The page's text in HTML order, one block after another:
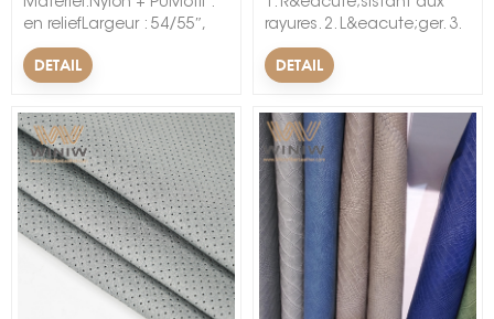
Matériel:Nylon + PUMotif :
en reliefLargeur : 54/55″,
1,37 m ; 54″Utilisation : sac,
meuble, canapé, siège
chaussures.Caractéristique
: étanche, résistant à
l'abrasion.Épaisseur :
0,8 mm à 1,6 mm
DETAIL
1. R&eacute;sistant aux
rayures. 2. L&eacute;ger. 3.
Haute r&eacute;sistance
&agrave; la traction.
DETAIL